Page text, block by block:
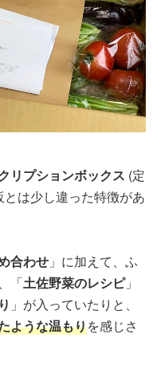
リプションボックス (定
は少し違った特徴があ
合わせ 」に加えて、ふ
「土佐野菜のレシピ」
」が入っていたりと、
ような温もりを感じさ